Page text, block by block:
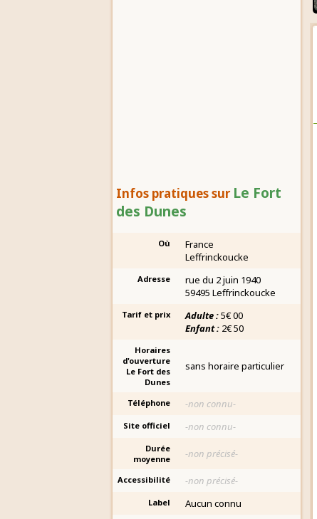
Infos pratiques sur Le Fort
des Dunes
Où
France
Leffrinckoucke
Adresse
rue du 2 juin 1940
59495 Leffrinckoucke
Tarif et prix Adulte :5€ 00
Enfant : 2€ 50
Horaires
d'ouverture
Le Fort des
Dunes
sans horaire particulier
Téléphone -non connu-
Site officiel -non connu-
Durée
moyenne
-non précisé-
Accessibilité -non précisé-
Label Aucun connu